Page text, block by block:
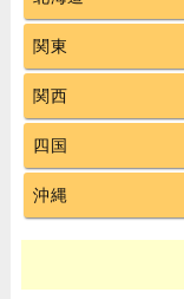
関東
関西
四国
沖縄